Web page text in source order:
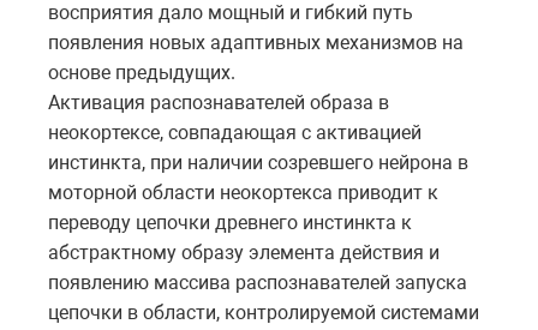
восприятия дало мощный и гибкий путь
появления новых адаптивных механизмов на
основе предыдущих.
Активация распознавателей образа в
неокортексе, совпадающая с активацией
инстинкта, при наличии созревшего нейрона в
моторной области неокортекса приводит к
переводу цепочки древнего инстинкта к
абстрактному образу элемента действия и
появлению массива распознавателей запуска
цепочки в области, контролируемой системами